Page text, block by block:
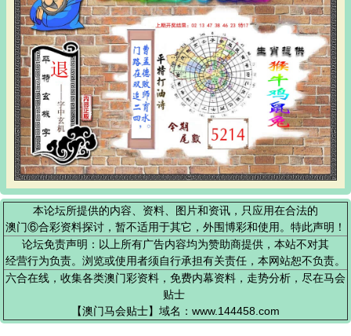
本论坛所提供的内容、资料、图片和资讯，只应用在合法的
澳门⑥合彩资料探讨，暂不适用于其它，外围博彩和使用。特此声明！
论坛免责声明：以上所有广告内容均为赞助商提供，本站不对其
经营行为负责。浏览或使用者须自行承担有关责任，本网站恕不负责。
六合在线，收集各类澳门彩资料，免费内幕资料，走势分析，尽在马会
贴士
【澳门马会贴士】域名：www.144458.com